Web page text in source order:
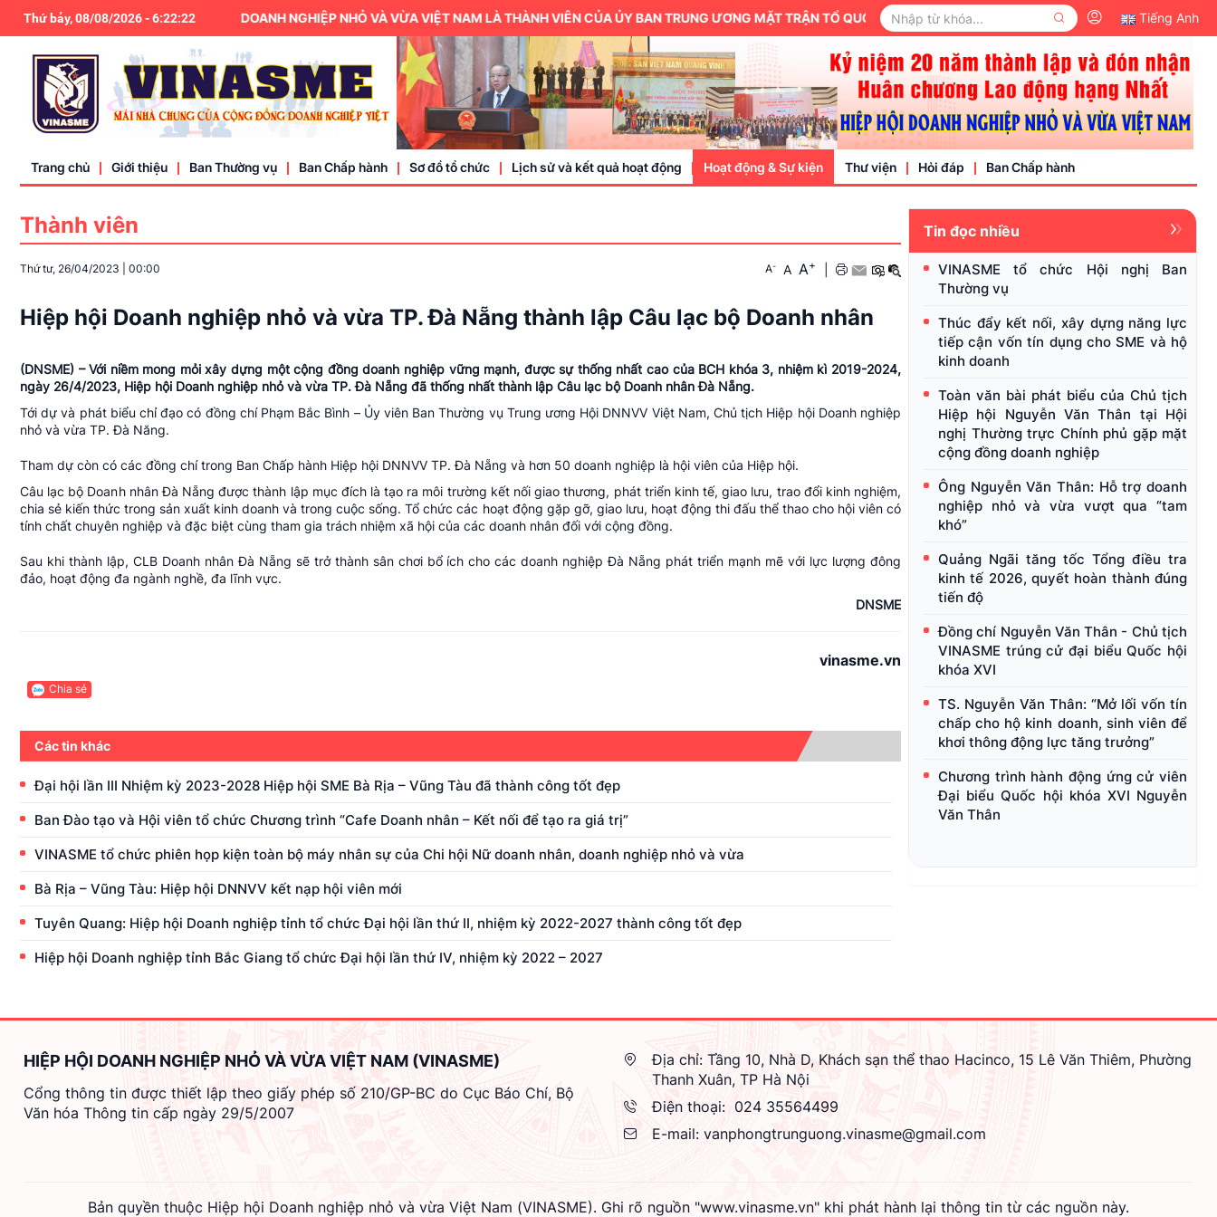
Thứ bảy, 08/08/2026-6:22:23
HIỆP HỘI DOANH NGHIỆP NHỎ VÀ VỪA VIỆT NAM LÀ THÀNH VIÊN CỦA ỦY BAN TRUNG ƯƠNG MẶT TRẬN TỔ QUỐC VIỆT NAM. Tiếng Anh
Trang chủ Giới thiệu
Điều lệ
Liên hệ
Ban Thường vụ Ban Chấp hành Sơ đồ tổ chức Lịch sử và kết quả hoạt động Hoạt động & Sự kiện
Trung ương hội
Thành viên
Doanh nhân, doanh nghiệp
Thư viện
Video
Văn bản pháp luật
Hỏi đáp Ban Chấp hành
Thành viên
Thứ tư, 26/04/2023 00:00 A- A A+
Hiệp hội Doanh nghiệp nhỏ và vừa TP. Đà Nẵng thành lập Câu lạc bộ Doanh nhân
(DNSME) – Với niềm mong mỏi xây dựng một cộng đồng doanh nghiệp vững mạnh, được sự thống nhất cao của BCH khóa 3, nhiệm kì 2019-2024,
ngày 26/4/2023, Hiệp hội Doanh nghiệp nhỏ và vừa TP. Đà Nẵng đã thống nhất thành lập Câu lạc bộ Doanh nhân Đà Nẵng.
Tới dự và phát biểu chỉ đạo có đồng chí Phạm Bắc Bình – Ủy viên Ban Thường vụ Trung ương Hội DNNVV Việt Nam, Chủ tịch Hiệp hội Doanh nghiệp
nhỏ và vừa TP. Đà Năng.
Tham dự còn có các đồng chí trong Ban Chấp hành Hiệp hội DNNVV TP. Đà Nẵng và hơn 50 doanh nghiệp là hội viên của Hiệp hội.
Câu lạc bộ Doanh nhân Đà Nẵng được thành lập mục đích là tạo ra môi trường kết nối giao thương, phát triển kinh tế, giao lưu, trao đổi kinh nghiệm,
chia sẻ kiến thức trong sản xuất kinh doanh và trong cuộc sống. Tổ chức các hoạt động gặp gỡ, giao lưu, hoạt động thi đấu thể thao cho hội viên có
tính chất chuyên nghiệp và đặc biệt cùng tham gia trách nhiệm xã hội của các doanh nhân đối với cộng đồng.
Sau khi thành lập, CLB Doanh nhân Đà Nẵng sẽ trở thành sân chơi bổ ích cho các doanh nghiệp Đà Nẵng phát triển mạnh mẽ với lực lượng đông
đảo, hoạt động đa ngành nghề, đa lĩnh vực.
DNSME
vinasme.vn
Chia sẻ
Các tin khác
Đại hội lần III Nhiệm kỳ 2023-2028 Hiệp hội SME Bà Rịa – Vũng Tàu đã thành công tốt đẹp
Ban Đào tạo và Hội viên tổ chức Chương trình “Cafe Doanh nhân – Kết nối để tạo ra giá trị”
VINASME tổ chức phiên họp kiện toàn bộ máy nhân sự của Chi hội Nữ doanh nhân, doanh nghiệp nhỏ và vừa
Bà Rịa – Vũng Tàu: Hiệp hội DNNVV kết nạp hội viên mới
Tuyên Quang: Hiệp hội Doanh nghiệp tỉnh tổ chức Đại hội lần thứ II, nhiệm kỳ 2022-2027 thành công tốt đẹp
Hiệp hội Doanh nghiệp tỉnh Bắc Giang tổ chức Đại hội lần thứ IV, nhiệm kỳ 2022 – 2027
Tin đọc nhiều
VINASME tổ chức Hội nghị Ban
Thường vụ
Thúc đẩy kết nối, xây dựng năng lực
tiếp cận vốn tín dụng cho SME và hộ
kinh doanh
Toàn văn bài phát biểu của Chủ tịch
Hiệp hội Nguyễn Văn Thân tại Hội
nghị Thường trực Chính phủ gặp mặt
cộng đồng doanh nghiệp
Ông Nguyễn Văn Thân: Hỗ trợ doanh
nghiệp nhỏ và vừa vượt qua “tam
khó”
Quảng Ngãi tăng tốc Tổng điều tra
kinh tế 2026, quyết hoàn thành đúng
tiến độ
Đồng chí Nguyễn Văn Thân - Chủ tịch
VINASME trúng cử đại biểu Quốc hội
khóa XVI
TS. Nguyễn Văn Thân: “Mở lối vốn tín
chấp cho hộ kinh doanh, sinh viên để
khơi thông động lực tăng trưởng”
Chương trình hành động ứng cử viên
Đại biểu Quốc hội khóa XVI Nguyễn
Văn Thân
HIỆP HỘI DOANH NGHIỆP NHỎ VÀ VỪA VIỆT NAM (VINASME)
Cổng thông tin được thiết lập theo giấy phép số 210/GP-BC do Cục Báo Chí, Bộ
Văn hóa Thông tin cấp ngày 29/5/2007
Địa chỉ: Tầng 10, Nhà D, Khách sạn thể thao Hacinco, 15 Lê Văn Thiêm, Phường
Thanh Xuân, TP Hà Nội
Điện thoại: 024 35564499
E-mail: vanphongtrunguong.vinasme@gmail.com
Bản quyền thuộc Hiệp hội Doanh nghiệp nhỏ và vừa Việt Nam (VINASME). Ghi rõ nguồn "www.vinasme.vn" khi phát hành lại thông tin từ các nguồn này.